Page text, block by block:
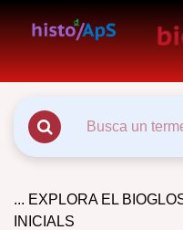
... EXPLORA EL
INICIALS